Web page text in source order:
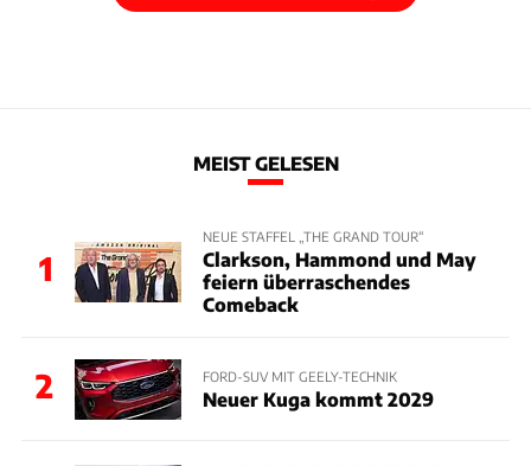
MEIST GELESEN
1
NEUE STAFFEL „THE GRAND TOUR“
Clarkson, Hammond und May
feiern überraschendes
Comeback
2 FORD-SUV MIT GEELY-TECHNIK
Neuer Kuga kommt 2029